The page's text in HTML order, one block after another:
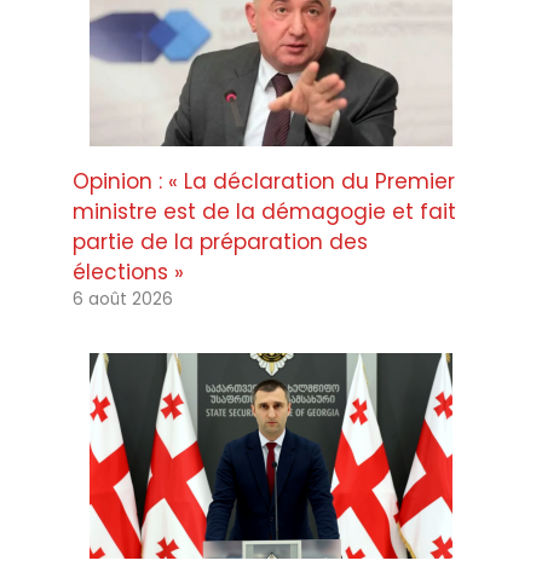
Opinion : « La déclaration du Premier
ministre est de la démagogie et fait
partie de la préparation des
élections »
6 août 2026